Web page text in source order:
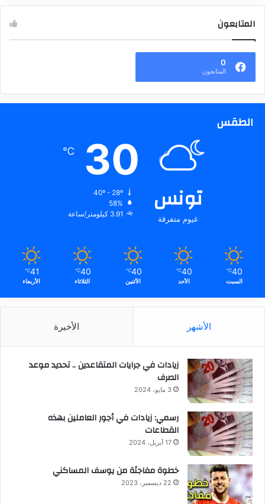
المتابعون
0
المتابعون
الطقس
تونس
غيوم متفرقة
30
℃
58%
3.91 كيلومتر/ساعة
40
℃
السبت
40
℃
الأحد
40
℃
الأثنين
40
℃
الثلاثاء
41
℃
الأربعاء
الأشهر الأخيرة
زيادات في جرايات المتقاعدين .. تحديد موعد
الصرف
3 مايو، 2024
رسمي: زيادات في أجور العاملين بهذه
القطاعات
17 أبريل، 2024
خطوة مفاجئة من يوسف المساكني
22 ديسمبر، 2023